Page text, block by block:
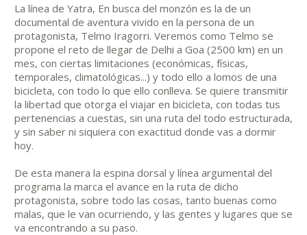
La línea de Yatra, En busca del monzón es la de un
documental de aventura vivido en la persona de un
protagonista, Telmo Iragorri. Veremos como Telmo se
propone el reto de llegar de Delhi a Goa (2500 km) en un
mes, con ciertas limitaciones (económicas, físicas,
temporales, climatológicas...) y todo ello a lomos de una
bicicleta, con todo lo que ello conlleva. Se quiere transmitir
la libertad que otorga el viajar en bicicleta, con todas tus
pertenencias a cuestas, sin una ruta del todo estructurada,
y sin saber ni siquiera con exactitud donde vas a dormir
hoy.
De esta manera la espina dorsal y línea argumental del
programa la marca el avance en la ruta de dicho
protagonista, sobre todo las cosas, tanto buenas como
malas, que le van ocurriendo, y las gentes y lugares que se
va encontrando a su paso.